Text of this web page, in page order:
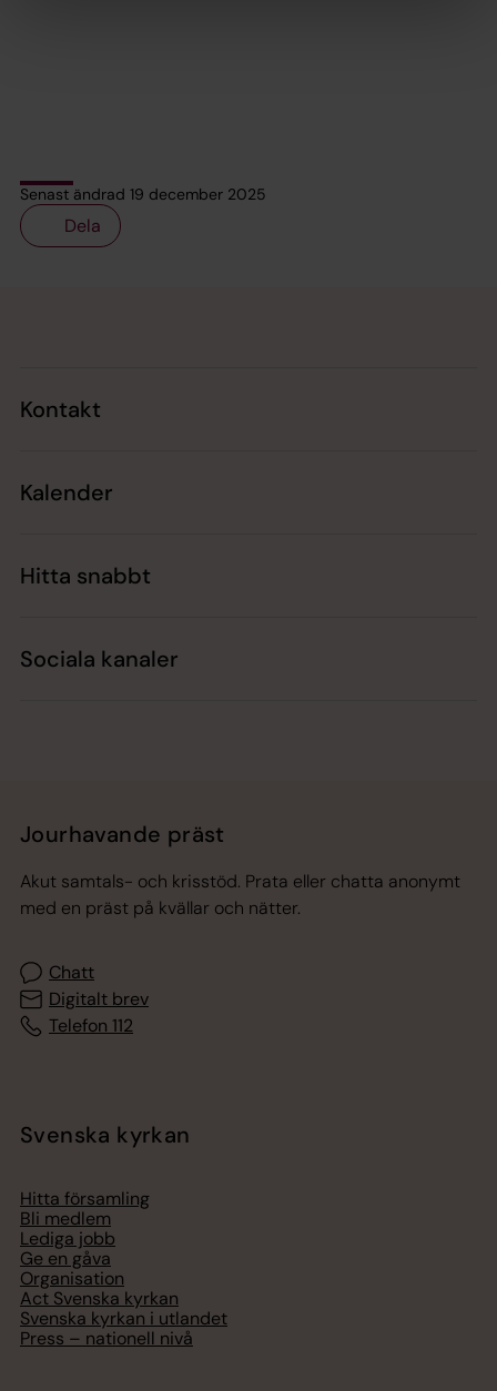
Senast ändrad 19 december 2025
Dela
Kontakt
Kalender
Hitta snabbt
Sociala kanaler
Jourhavande präst
Akut samtals- och krisstöd. Prata eller chatta anonymt
med en präst på kvällar och nätter.
Chatt
Digitalt brev
Telefon 112
Svenska kyrkan
Hitta församling
Bli medlem
Lediga jobb
Ge en gåva
Organisation
Act Svenska kyrkan
Svenska kyrkan i utlandet
Press – nationell nivå